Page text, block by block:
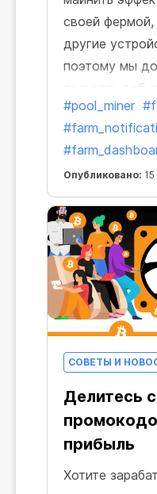
своей фермой,
другие
поэтому мы
получать
всегда в
#pool_miner
Опубликовано:
СОВЕТЫ И
Делитесь
прибыль
Хотите